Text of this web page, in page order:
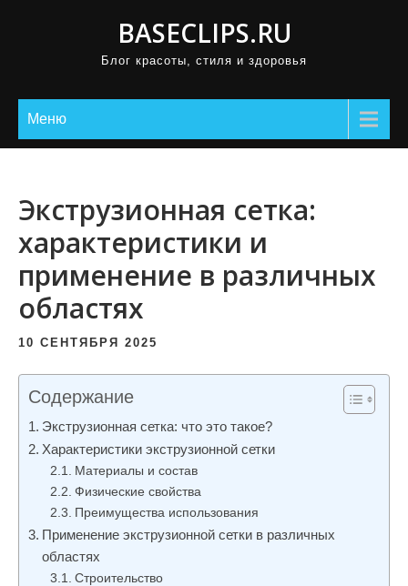
BASECLIPS.RU
Блог красоты, стиля и здоровья
Меню
Экструзионная сетка:
характеристики и
применение в различных
областях
10 СЕНТЯБРЯ 2025
Содержание
Экструзионная сетка: что это такое?
Характеристики экструзионной сетки
Материалы и состав
Физические свойства
Преимущества использования
Применение экструзионной сетки в различных
областях
Строительство